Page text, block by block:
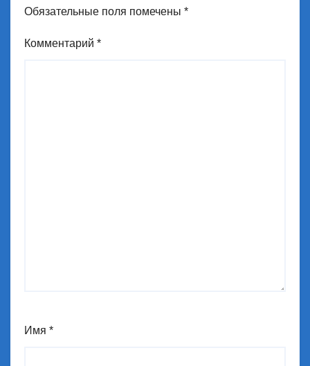
Обязательные поля помечены *
Комментарий *
Имя *